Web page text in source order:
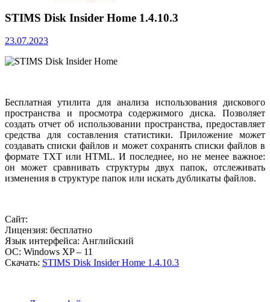
STIMS Disk Insider Home 1.4.10.3
23.07.2023
Бесплатная утилита для анализа использования дискового
пространства и просмотра содержимого диска. Позволяет
создать отчет об использовании пространства, предоставляет
средства для составления статистики. Приложение может
создавать списки файлов и может сохранять списки файлов в
формате TXT или HTML. И последнее, но не менее важное:
он может сравнивать структуры двух папок, отслеживать
изменения в структуре папок или искать дубликаты файлов.
Сайт:
Лицензия: бесплатно
Язык интерфейса: Английский
ОС: Windows XP – 11
Скачать: STIMS Disk Insider Home 1.4.10.3